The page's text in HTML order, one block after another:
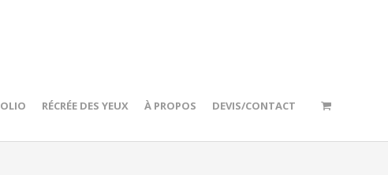
RÉCRÉE DES YEUX À PROPOS DEVIS/CONTACT